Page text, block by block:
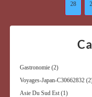
28
Gastronomie (2)
Voyages-Japan-C30662832
Asie Du Sud Est (1)